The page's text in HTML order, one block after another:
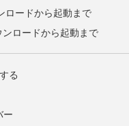
ロードから起動まで
ロードから起動まで
る
ー